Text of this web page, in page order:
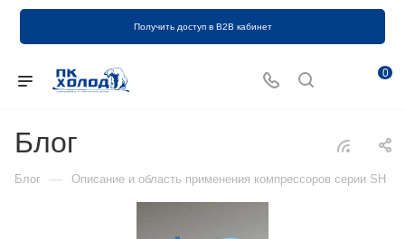
Получить доступ в B2B кабинет
0
Блог
Блог — Описание и область применения компрессоров серии SH